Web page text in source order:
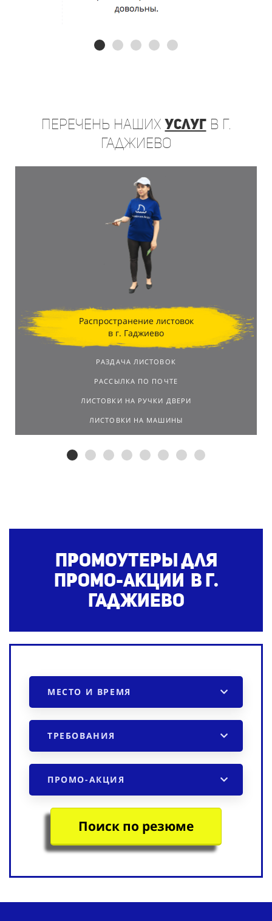
Перечень нашихуслугв г.
Гаджиево
Распространение листовок
в г. Гаджиево
РАЗДАЧА ЛИСТОВОК
РАССЫЛКА ПО ПОЧТЕ
ЛИСТОВКИ НА РУЧКИ ДВЕРИ
ЛИСТОВКИ НА МАШИНЫ
Промоутеры для
промо-акции в г.
Гаджиево
МЕСТО И ВРЕМЯ
ТРЕБОВАНИЯ
ПРОМО-АКЦИЯ
Поиск по резюме